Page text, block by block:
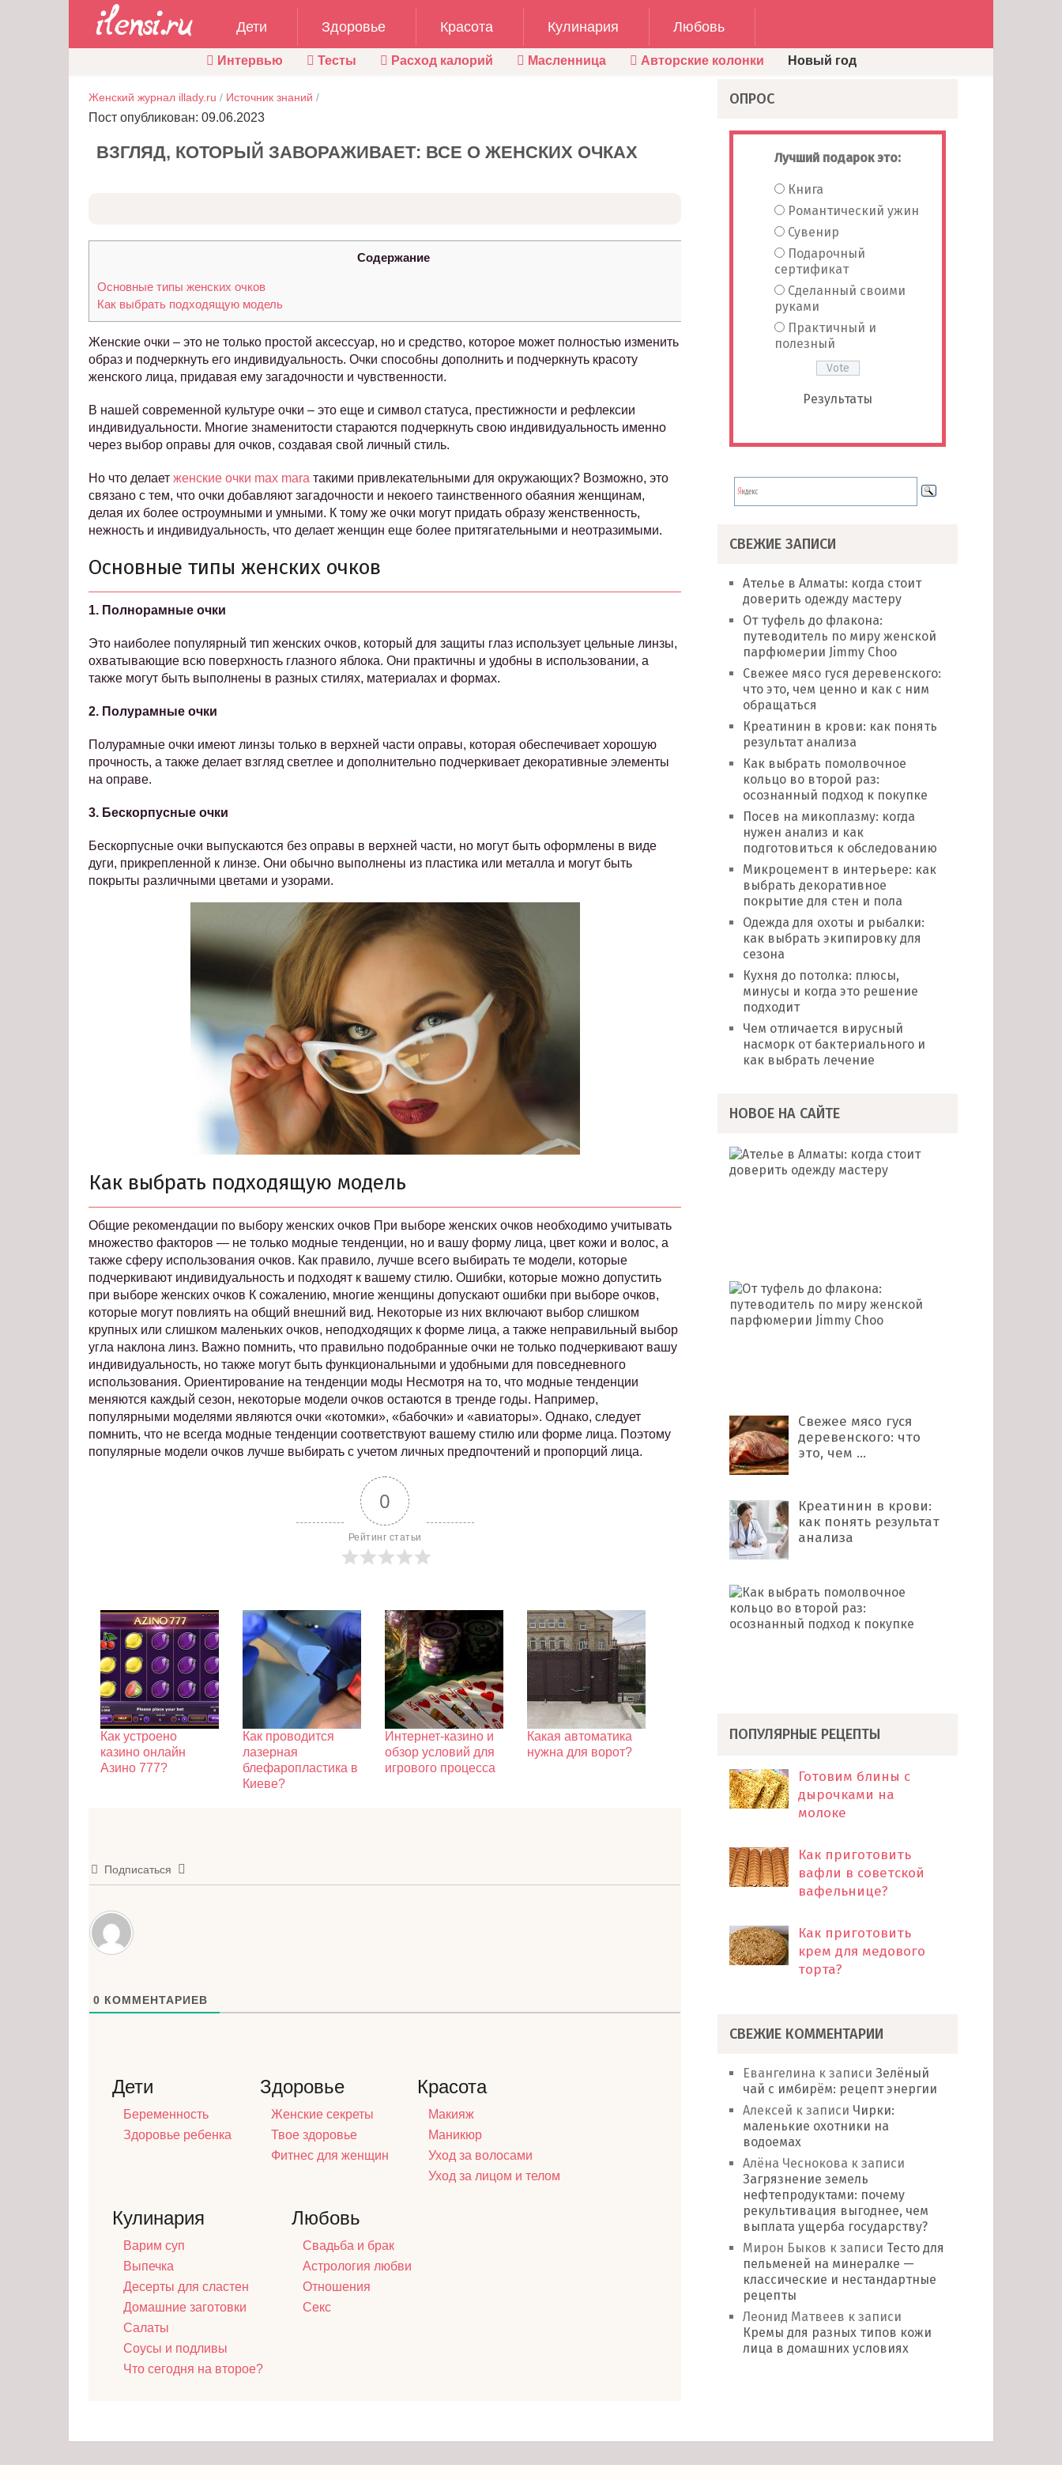
Дети Здоровье Красота Кулинария Любовь
Интервью Тесты Расход калорий Масленница Авторские колонки Новый год
Женский журнал illady.ru / Источник знаний /
Пост опубликован: 09.06.2023
ВЗГЛЯД, КОТОРЫЙ ЗАВОРАЖИВАЕТ: ВСЕ О ЖЕНСКИХ ОЧКАХ
Содержание
Основные типы женских очков
Как выбрать подходящую модель
Женские очки – это не только простой аксессуар, но и средство, которое может полностью изменить
образ и подчеркнуть его индивидуальность. Очки способны дополнить и подчеркнуть красоту
женского лица, придавая ему загадочности и чувственности.
В нашей современной культуре очки – это еще и символ статуса, престижности и рефлексии
индивидуальности. Многие знаменитости стараются подчеркнуть свою индивидуальность именно
через выбор оправы для очков, создавая свой личный стиль.
Но что делает женские очки max mara такими привлекательными для окружающих? Возможно, это
связано с тем, что очки добавляют загадочности и некоего таинственного обаяния женщинам,
делая их более остроумными и умными. К тому же очки могут придать образу женственность,
нежность и индивидуальность, что делает женщин еще более притягательными и неотразимыми.
Основные типы женских очков
1. Полнорамные очки
Это наиболее популярный тип женских очков, который для защиты глаз использует цельные линзы,
охватывающие всю поверхность глазного яблока. Они практичны и удобны в использовании, а
также могут быть выполнены в разных стилях, материалах и формах.
2. Полурамные очки
Полурамные очки имеют линзы только в верхней части оправы, которая обеспечивает хорошую
прочность, а также делает взгляд светлее и дополнительно подчеркивает декоративные элементы
на оправе.
3. Бескорпусные очки
Бескорпусные очки выпускаются без оправы в верхней части, но могут быть оформлены в виде
дуги, прикрепленной к линзе. Они обычно выполнены из пластика или металла и могут быть
покрыты различными цветами и узорами.
Как выбрать подходящую модель
Общие рекомендации по выбору женских очков При выборе женских очков необходимо учитывать
множество факторов — не только модные тенденции, но и вашу форму лица, цвет кожи и волос, а
также сферу использования очков. Как правило, лучше всего выбирать те модели, которые
подчеркивают индивидуальность и подходят к вашему стилю. Ошибки, которые можно допустить
при выборе женских очков К сожалению, многие женщины допускают ошибки при выборе очков,
которые могут повлиять на общий внешний вид. Некоторые из них включают выбор слишком
крупных или слишком маленьких очков, неподходящих к форме лица, а также неправильный выбор
угла наклона линз. Важно помнить, что правильно подобранные очки не только подчеркивают вашу
индивидуальность, но также могут быть функциональными и удобными для повседневного
использования. Ориентирование на тенденции моды Несмотря на то, что модные тенденции
меняются каждый сезон, некоторые модели очков остаются в тренде годы. Например,
популярными моделями являются очки «котомки», «бабочки» и «авиаторы». Однако, следует
помнить, что не всегда модные тенденции соответствуют вашему стилю или форме лица. Поэтому
популярные модели очков лучше выбирать с учетом личных предпочтений и пропорций лица.
0
Рейтинг статьи
Как устроено
казино онлайн
Азино 777?
Как проводится
лазерная
блефаропластика в
Киеве?
Интернет-казино и
обзор условий для
игрового процесса
Какая автоматика
нужна для ворот?
Подписаться
0 КОММЕНТАРИЕВ
Дети
Беременность
Здоровье ребенка
Здоровье
Женские секреты
Твое здоровье
Фитнес для женщин
Красота
Макияж
Маникюр
Уход за волосами
Уход за лицом и телом
Кулинария
Варим суп
Выпечка
Десерты для сластен
Домашние заготовки
Салаты
Соусы и подливы
Что сегодня на второе?
Любовь
Свадьба и брак
Астрология любви
Отношения
Секс
ОПРОС
Лучший подарок это:
Книга
Романтический ужин
Сувенир
Подарочный
сертификат
Сделанный своими
руками
Практичный и
полезный
Результаты
СВЕЖИЕ ЗАПИСИ
Ателье в Алматы: когда стоит
доверить одежду мастеру
От туфель до флакона:
путеводитель по миру женской
парфюмерии Jimmy Choo
Свежее мясо гуся деревенского:
что это, чем ценно и как с ним
обращаться
Креатинин в крови: как понять
результат анализа
Как выбрать помолвочное
кольцо во второй раз:
осознанный подход к покупке
Посев на микоплазму: когда
нужен анализ и как
подготовиться к обследованию
Микроцемент в интерьере: как
выбрать декоративное
покрытие для стен и пола
Одежда для охоты и рыбалки:
как выбрать экипировку для
сезона
Кухня до потолка: плюсы,
минусы и когда это решение
подходит
Чем отличается вирусный
насморк от бактериального и
как выбрать лечение
НОВОЕ НА САЙТЕ
Свежее мясо гуся
деревенского: что
это, чем …
Креатинин в крови:
как понять результат
анализа
ПОПУЛЯРНЫЕ РЕЦЕПТЫ
Готовим блины с
дырочками на
молоке
Как приготовить
вафли в советской
вафельнице?
Как приготовить
крем для медового
торта?
СВЕЖИЕ КОММЕНТАРИИ
Евангелина к записиЗелёный
чай с имбирём: рецепт энергии
Алексей к записи Чирки:
маленькие охотники на
водоемах
Алёна Чеснокова к записи
Загрязнение земель
нефтепродуктами: почему
рекультивация выгоднее, чем
выплата ущерба государству?
Мирон Быков к записи Тесто для
пельменей на минералке —
классические и нестандартные
рецепты
Леонид Матвеев к записи
Кремы для разных типов кожи
лица в домашних условиях